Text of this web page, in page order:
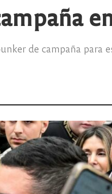
de campaña para